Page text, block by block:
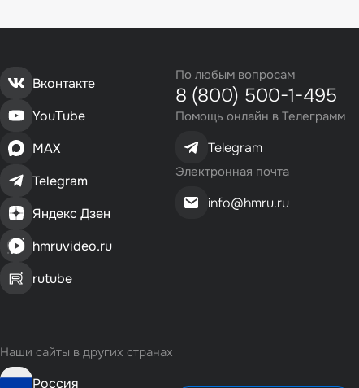
Вконтакте
YouTube
MAX
Telegram
Яндекс Дзен
hmruvideo.ru
rutube
Наши сайты в других странах
Россия
По любым вопросам
8 (800) 500-1-495
Помощь онлайн в Телеграмм
Telegram
Электронная почта
info@hmru.ru